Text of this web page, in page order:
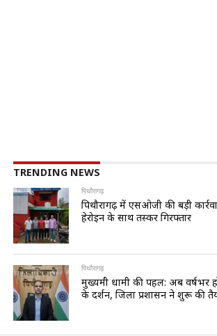
TRENDING NEWS
पिथौरागढ़
पिथौरागढ़ में एसओजी की बड़ी
हेरोइन के साथ तस्कर गिरफ्तार
पिथौरागढ़
मुख्यमंत्री धामी की पहल: अब
के दर्शन, जिला प्रशासन ने शुरू की